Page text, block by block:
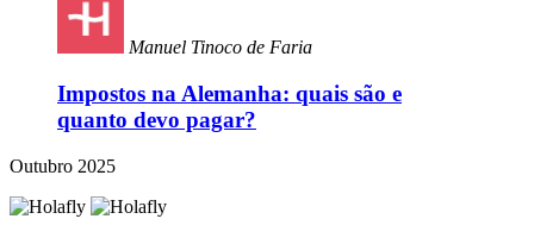
Manuel Tinoco de Faria
Impostos na Alemanha: quais são e
quanto devo pagar?
Outubro 2025